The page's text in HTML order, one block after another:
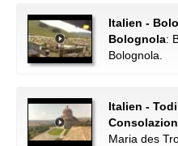
Italien -
Bolognola:
Bolognola.
Italien -
Maria des